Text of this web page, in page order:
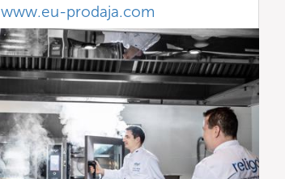
www.eu-prodaja.com